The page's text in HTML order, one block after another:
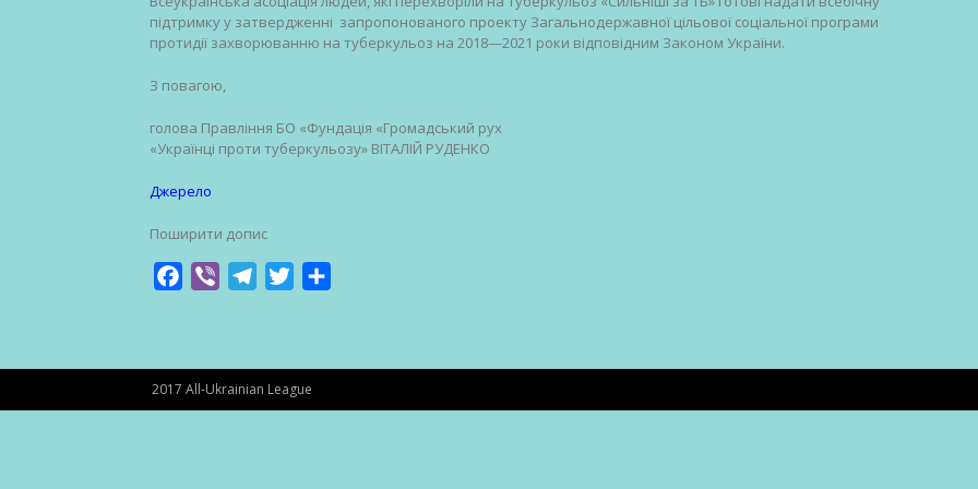
підтримку у затвердженні запропонованого проекту Загальнодержавної цільової соціальної програми
протидії захворюванню на туберкульоз на 2018—2021 роки відповідним Законом України.
З повагою,
голова Правління БО «Фундація «Громадський рух
«Українці проти туберкульозу» ВІТАЛІЙ РУДЕНКО
Джерело
Поширити допис
Facebook
Viber TelegramTwitter
2017 All-Ukrainian League